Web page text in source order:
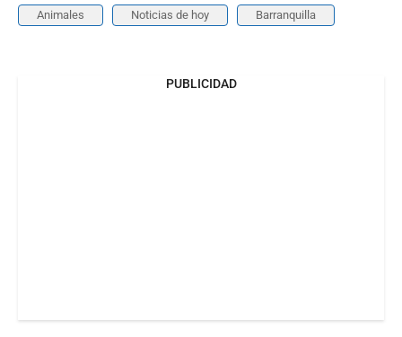
Animales Noticias de hoy Barranquilla
PUBLICIDAD